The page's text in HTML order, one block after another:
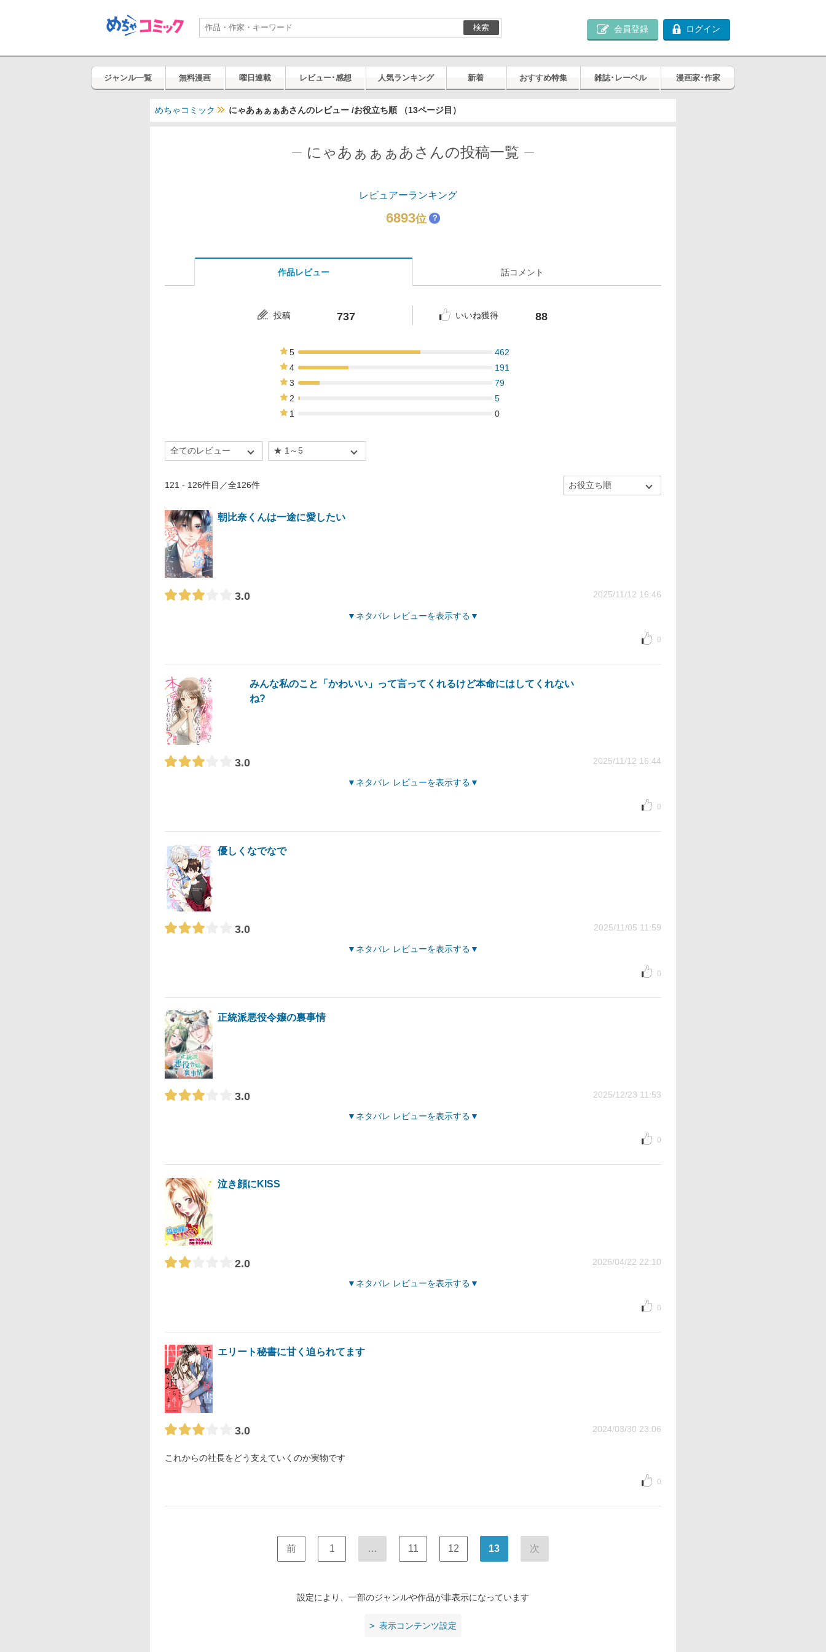
検索 会員登録 ログイン
ジャンル一覧 無料漫画 曜日連載 レビュー･感想 人気ランキング 新着 おすすめ特集 雑誌･レーベル 漫画家･作家
めちゃコミック にゃあぁぁぁあさんのレビュー /お役立ち順 （13ページ目）
にゃあぁぁぁあさんの投稿一覧
レビュアーランキング
6893位 ？
作品レビュー 話コメント
投稿 737 いいね獲得 88
5
462
4
191
3
79
2
5
1
0
121 - 126件目／全126件
朝比奈くんは一途に愛したい
3.0 2025/11/12 16:46
ネタバレ レビューを表示する
0
みんな私のこと「かわいい」って言ってくれるけど本命にはしてくれない
ね?
3.0 2025/11/12 16:44
ネタバレ レビューを表示する
0
優しくなでなで
3.0 2025/11/05 11:59
ネタバレ レビューを表示する
0
正統派悪役令嬢の裏事情
3.0 2025/12/23 11:53
ネタバレ レビューを表示する
0
泣き顔にKISS
2.0 2026/04/22 22:10
ネタバレ レビューを表示する
0
エリート秘書に甘く迫られてます
3.0 2024/03/30 23:06
これからの社長をどう支えていくのか実物です
0
前 1 … 11 12 13 次
設定により、一部のジャンルや作品が非表示になっています
表示コンテンツ設定